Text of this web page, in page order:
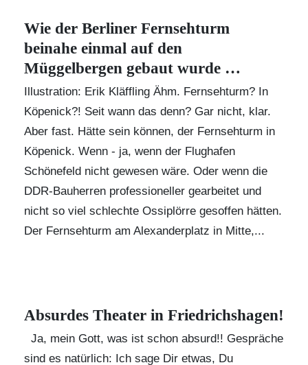
Wie der Berliner Fernsehturm
beinahe einmal auf den
Müggelbergen gebaut wurde …
Illustration: Erik Kläffling Ähm. Fernsehturm? In
Köpenick?! Seit wann das denn? Gar nicht, klar.
Aber fast. Hätte sein können, der Fernsehturm in
Köpenick. Wenn - ja, wenn der Flughafen
Schönefeld nicht gewesen wäre. Oder wenn die
DDR-Bauherren professioneller gearbeitet und
nicht so viel schlechte Ossiplörre gesoffen hätten.
Der Fernsehturm am Alexanderplatz in Mitte,...
Absurdes Theater in Friedrichshagen!
Ja, mein Gott, was ist schon absurd!! Gespräche
sind es natürlich: Ich sage Dir etwas, Du